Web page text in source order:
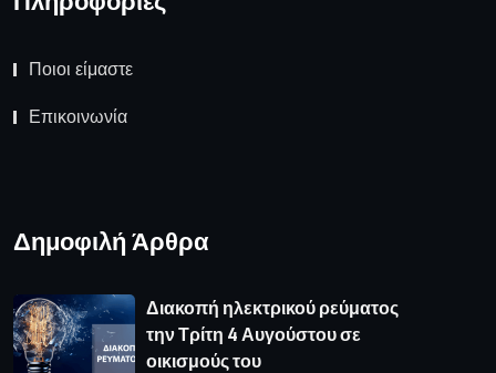
Ποιοι είμαστε
Επικοινωνία
Δημοφιλή Άρθρα
Διακοπή ηλεκτρικού ρεύματος
την Τρίτη 4 Αυγούστου σε
οικισμούς του